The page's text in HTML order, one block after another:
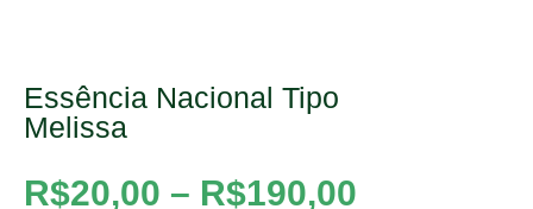
Essência Nacional Tipo
Melissa
R$20,00 – R$190,00